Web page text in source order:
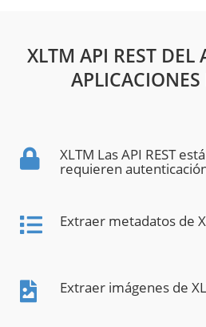
XLTM API REST DEL
XLTM Las API REST
requieren
Extraer metadatos de
Extraer imágenes de